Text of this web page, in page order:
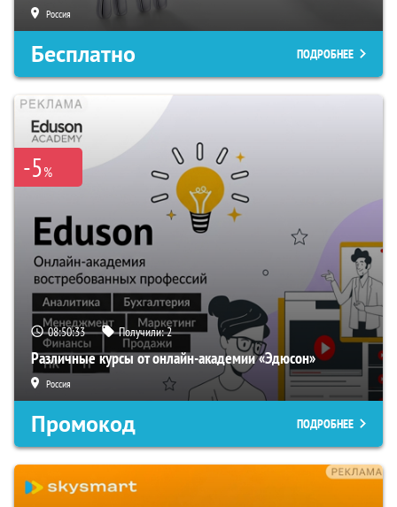
Россия
Бесплатно ПОДРОБНЕЕ
-5%
08:50:32 Получили:2
Различные курсы от онлайн-академии «Эдюсон»
Россия
Промокод ПОДРОБНЕЕ